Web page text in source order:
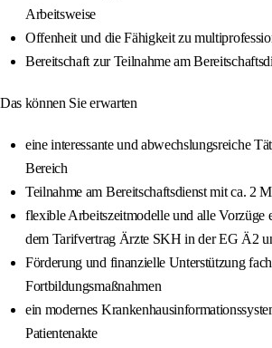
Arbeitsweise
Offenheit und die Fähigkeit zu
Bereitschaft zur Teilnahme am
Das können Sie erwarten
eine interessante und abwechslungsreiche
Bereich
Teilnahme am Bereitschaftsdienst mit ca. 2
flexible Arbeitszeitmodelle und alle Vorzüge
dem Tarifvertrag Ärzte SKH in der EG Ä2
Förderung und finanzielle Unterstützung
Fortbildungsmaßnahmen
ein modernes
Patientenakte